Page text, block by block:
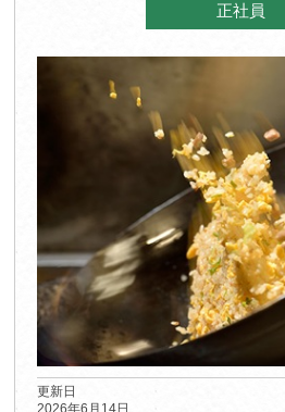
正社員
更新日
2026年6月14日